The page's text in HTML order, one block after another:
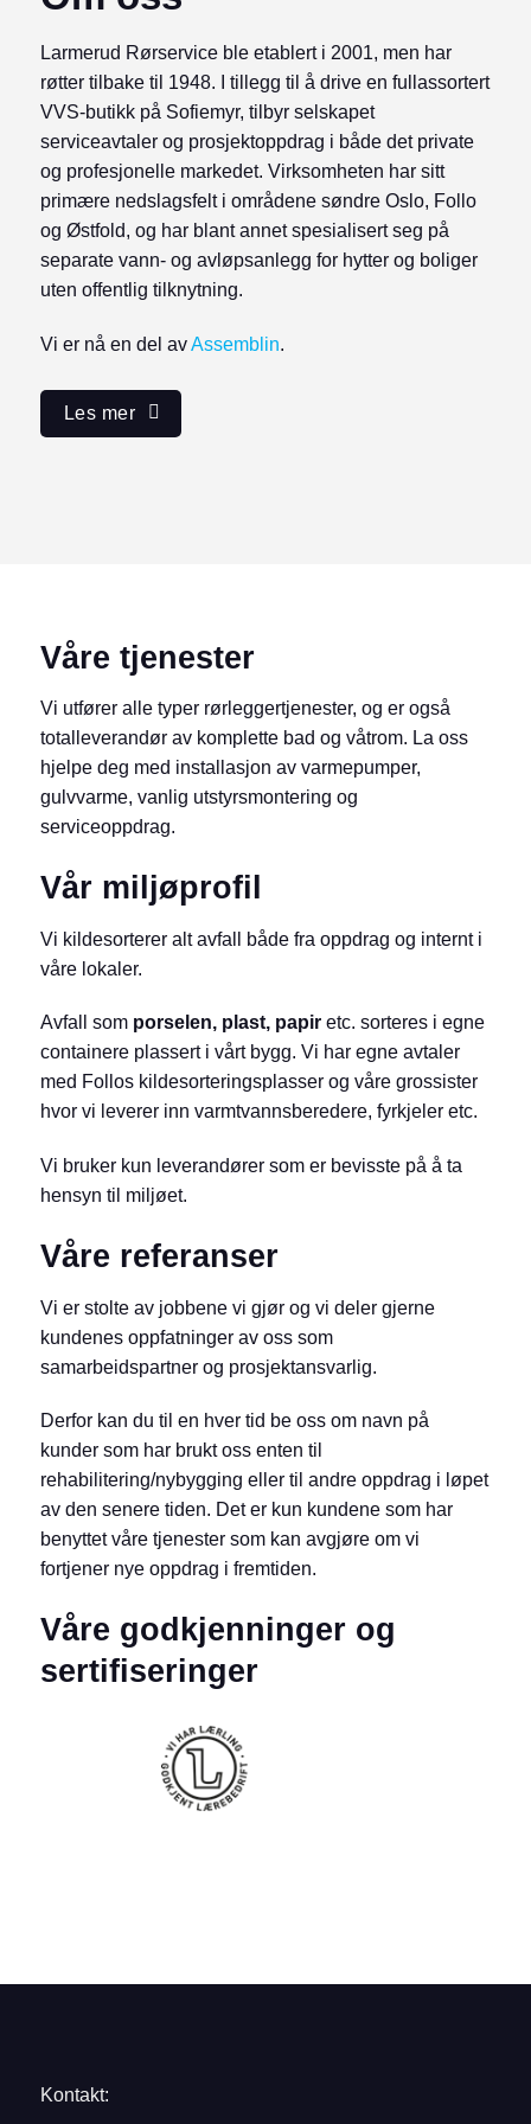
Larmerud Rørservice ble etablert i 2001, men har
røtter tilbake til 1948. I tillegg til å drive en fullassortert
VVS-butikk på Sofiemyr, tilbyr selskapet
serviceavtaler og prosjektoppdrag i både det private
og profesjonelle markedet. Virksomheten har sitt
primære nedslagsfelt i områdene søndre Oslo, Follo
og Østfold, og har blant annet spesialisert seg på
separate vann- og avløpsanlegg for hytter og boliger
uten offentlig tilknytning.
Vi er nå en del avAssemblin.
Les mer
Våre tjenester
Vi utfører alle typer rørleggertjenester, og er også
totalleverandør av komplette bad og våtrom. La oss
hjelpe deg med installasjon av varmepumper,
gulvvarme, vanlig utstyrsmontering og
serviceoppdrag.
Vår miljøprofil
Vi kildesorterer alt avfall både fra oppdrag og internt i
våre lokaler.
Avfall som porselen, plast, papiretc. sorteres i egne
containere plassert i vårt bygg. Vi har egne avtaler
med Follos kildesorteringsplasser og våre grossister
hvor vi leverer inn varmtvannsberedere, fyrkjeler etc.
Vi bruker kun leverandører som er bevisste på å ta
hensyn til miljøet.
Våre referanser
Vi er stolte av jobbene vi gjør og vi deler gjerne
kundenes oppfatninger av oss som
samarbeidspartner og prosjektansvarlig.
Derfor kan du til en hver tid be oss om navn på
kunder som har brukt oss enten til
rehabilitering/nybygging eller til andre oppdrag i løpet
av den senere tiden. Det er kun kundene som har
benyttet våre tjenester som kan avgjøre om vi
fortjener nye oppdrag i fremtiden.
Våre godkjenninger og
sertifiseringer
Kontakt: